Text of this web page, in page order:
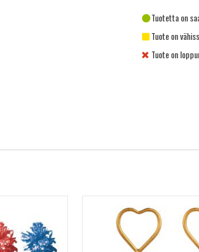
Tuotetta on
Tuote on
Tuote on